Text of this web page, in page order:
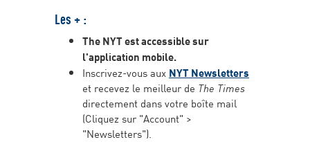
Les + :
The NYT est accessible sur
l'application mobile.
Inscrivez-vous aux NYT Newsletters
et recevez le meilleur de The Times
directement dans votre boîte mail
(Cliquez sur "Account" >
"Newsletters").